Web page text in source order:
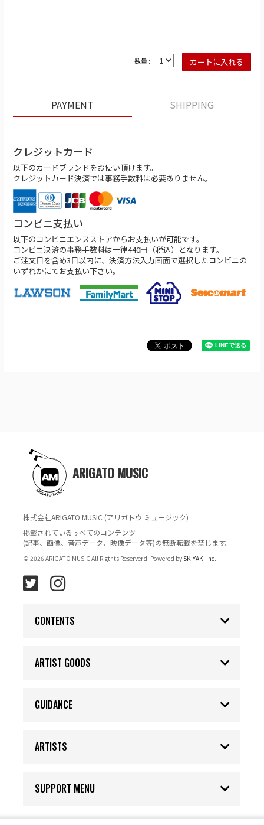
数量 :
PAYMENT SHIPPING
クレジットカード
以下のカードブランドをお使い頂けます。
クレジットカード決済では事務手数料は必要ありません。
コンビニ支払い
以下のコンビニエンスストアからお支払いが可能です。
コンビニ決済の事務手数料は一律440円（税込）となります。
ご注文日を含め3日以内に、決済方法入力画面で選択したコンビニの
いずれかにてお支払い下さい。
ARIGATO MUSIC
株式会社ARIGATO MUSIC (アリガトウ ミュージック)
掲載されているすべてのコンテンツ
(記事、画像、音声データ、映像データ等)の無断転載を禁じます。
© 2026 ARIGATO MUSIC All Rigthts Reserverd. Powered by SKIYAKI Inc.
CONTENTS
ARTIST GOODS
GUIDANCE
ARTISTS
SUPPORT MENU